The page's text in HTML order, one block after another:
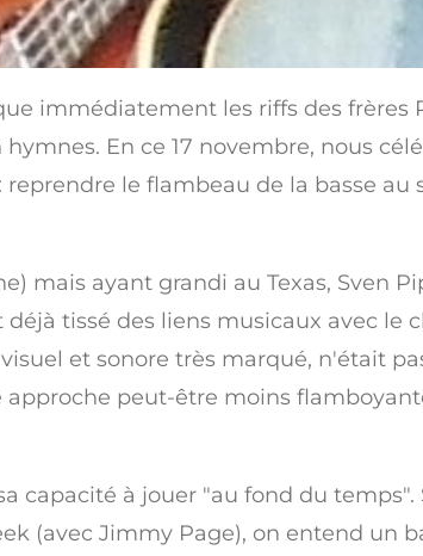
immédiatement les riffs des
En ce 17 novembre, nous
le flambeau de la basse
mais ayant grandi au Texas, Sven
déjà tissé des liens musicaux avec
et sonore très marqué, n'était
approche peut-être moins
capacité à jouer "au fond du
(avec Jimmy Page), on entend un